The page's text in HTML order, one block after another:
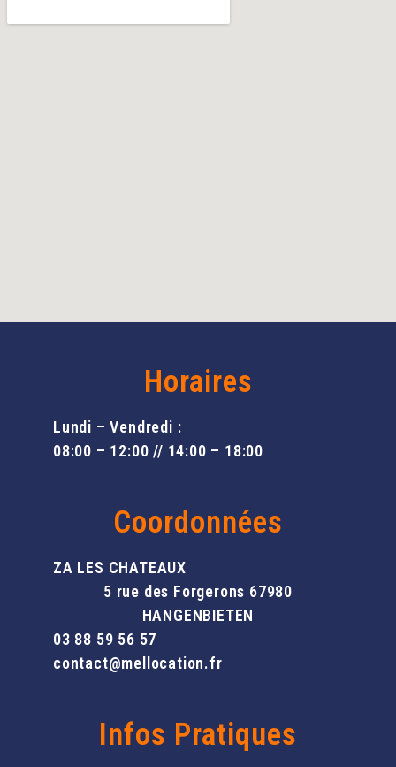
Horaires
Lundi – Vendredi :
08:00 – 12:00 // 14:00 – 18:00
Coordonnées
ZA LES CHATEAUX
5 rue des Forgerons 67980
HANGENBIETEN
03 88 59 56 57
contact@mellocation.fr
Infos Pratiques